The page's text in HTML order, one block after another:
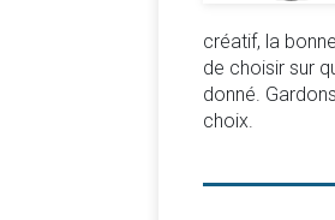
créatif, la
de choisir sur
donné.
choix.